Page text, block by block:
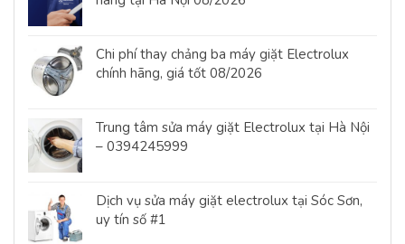
Chi phí thay chảng ba máy giặt Electrolux
chính hãng, giá tốt 08/2026
Trung tâm sửa máy giặt Electrolux tại Hà Nội
– 0394245999
Dịch vụ sửa máy giặt electrolux tại Sóc Sơn,
uy tín số #1